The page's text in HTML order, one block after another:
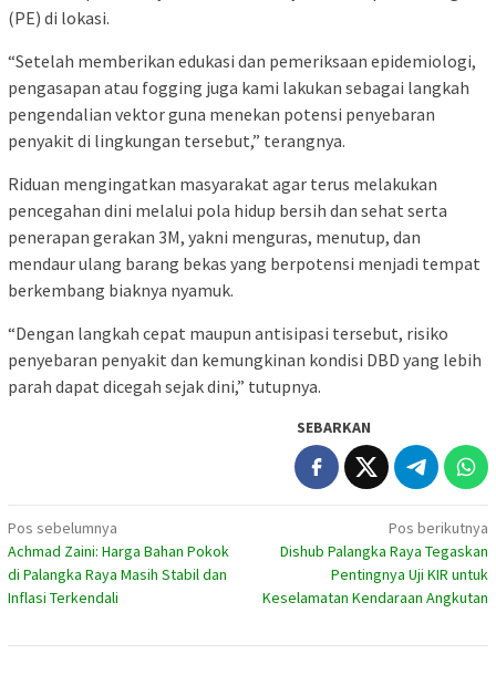
(PE) di lokasi.
“Setelah memberikan edukasi dan pemeriksaan epidemiologi,
pengasapan atau fogging juga kami lakukan sebagai langkah
pengendalian vektor guna menekan potensi penyebaran
penyakit di lingkungan tersebut,” terangnya.
Riduan mengingatkan masyarakat agar terus melakukan
pencegahan dini melalui pola hidup bersih dan sehat serta
penerapan gerakan 3M, yakni menguras, menutup, dan
mendaur ulang barang bekas yang berpotensi menjadi tempat
berkembang biaknya nyamuk.
“Dengan langkah cepat maupun antisipasi tersebut, risiko
penyebaran penyakit dan kemungkinan kondisi DBD yang lebih
parah dapat dicegah sejak dini,” tutupnya.
SEBARKAN
Navigasi
pos
Pos sebelumnya
Achmad Zaini: Harga Bahan Pokok
di Palangka Raya Masih Stabil dan
Inflasi Terkendali
Pos berikutnya
Dishub Palangka Raya Tegaskan
Pentingnya Uji KIR untuk
Keselamatan Kendaraan Angkutan